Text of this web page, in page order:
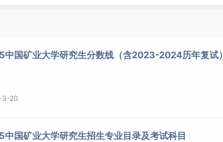
中国矿业大学研究生分数线（含2023-2024历年复试）
3-20
中国矿业大学研究生招生专业目录及考试科目